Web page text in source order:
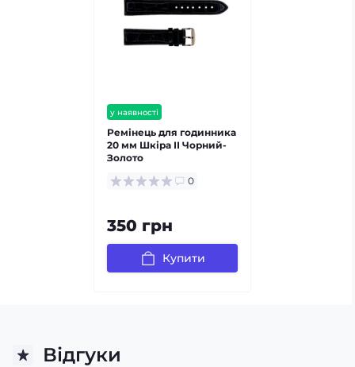
у наявності
Ремінець для годинника
20 мм Шкіра ІІ Чорний-
Золото
0
350 грн
Купити
Відгуки